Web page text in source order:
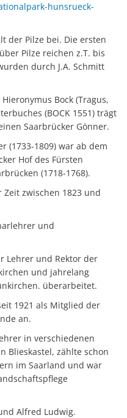
hunsrueck-
der Pilze bei. Die ersten
Pilze reichen z.T. bis
durch J.A. Schmitt
Bock (Tragus,
(BOCK 1551) trägt
Saarbrücker Gönner.
(1733-1809) war ab dem
Hof des Fürsten
(1718-1768).
zwischen 1823 und
und
Lehrer und Rektor der
und jahrelang
überarbeitet.
1921 als Mitglied der
an.
in verschiedenen
Blieskastel, zählte schon
im Saarland und war
Alfred Ludwig.